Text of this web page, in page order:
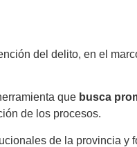
del delito, en el
que busca
de los procesos.
de la provincia y